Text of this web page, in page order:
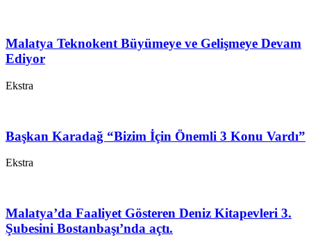
Malatya Teknokent Büyümeye ve Gelişmeye Devam
Ediyor
Ekstra
Başkan Karadağ “Bizim İçin Önemli 3 Konu Vardı”
Ekstra
Malatya’da Faaliyet Gösteren Deniz Kitapevleri 3.
Şubesini Bostanbaşı’nda açtı.